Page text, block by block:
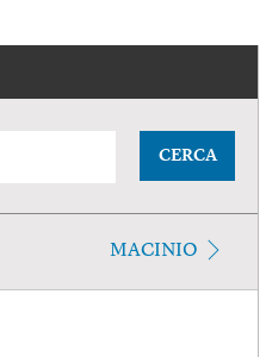
CERCA
MACINIO